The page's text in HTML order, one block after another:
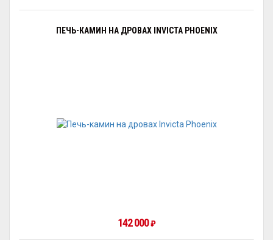
ПЕЧЬ-КАМИН НА ДРОВАХ INVICTA PHOENIX
142 000₽